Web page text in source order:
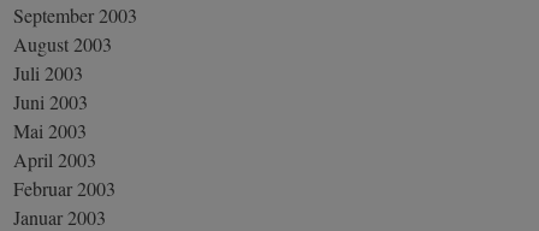
September 2003
August 2003
Juli 2003
Juni 2003
Mai 2003
April 2003
Februar 2003
Januar 2003